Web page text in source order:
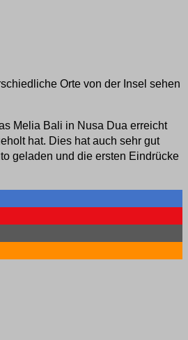
Orte von der Insel sehen
Melia Bali in Nusa Dua erreicht
hat. Dies hat auch sehr gut
geladen und die ersten Eindrücke